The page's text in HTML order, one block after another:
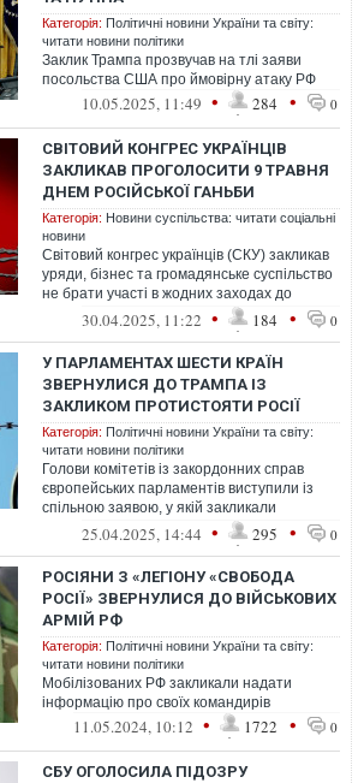
Категорія: Політичні новини України та світу:
читати новини політики
Заклик Трампа прозвучав на тлі заяви
посольства США про ймовірну атаку РФ
10.05.2025, 11:49 • 284 • 0
СВІТОВИЙ КОНГРЕС УКРАЇНЦІВ
ЗАКЛИКАВ ПРОГОЛОСИТИ 9 ТРАВНЯ
ДНЕМ РОСІЙСЬКОЇ ГАНЬБИ
Категорія: Новини суспільства: читати соціальні
новини
Світовий конгрес українців (СКУ) закликав
уряди, бізнес та громадянське суспільство
не брати участі в жодних заходах до
російського Дня перемоги й нат...
30.04.2025, 11:22 • 184 • 0
У ПАРЛАМЕНТАХ ШЕСТИ КРАЇН
ЗВЕРНУЛИСЯ ДО ТРАМПА ІЗ
ЗАКЛИКОМ ПРОТИСТОЯТИ РОСІЇ
Категорія: Політичні новини України та світу:
читати новини політики
Голови комітетів із закордонних справ
європейських парламентів виступили із
спільною заявою, у якій закликали
американського президента Дональда
25.04.2025, 14:44 • 295 • 0
РОСІЯНИ З «ЛЕГІОНУ «СВОБОДА
РОСІЇ» ЗВЕРНУЛИСЯ ДО ВІЙСЬКОВИХ
АРМІЙ РФ
Категорія: Політичні новини України та світу:
читати новини політики
Мобілізованих РФ закликали надати
інформацію про своїх командирів
11.05.2024, 10:12 • 1722 • 0
СБУ ОГОЛОСИЛА ПІДОЗРУ